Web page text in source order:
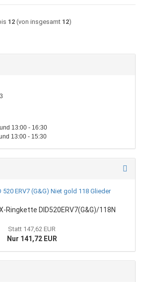
12(von insgesamt 12)
13:00 - 16:30
13:00 - 15:30
Ringkette DID520ERV7(G&G)/118N
Statt 147,62 EUR
Nur 141,72 EUR